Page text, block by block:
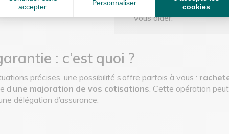
Faites vous
vous aider.
: c’est quoi ?
précises, une possibilité s’offre parfois à vous :
d’une majoration de vos cotisations . Cette opération
délégation d’assurance.
accepter
Personnaliser
cookies